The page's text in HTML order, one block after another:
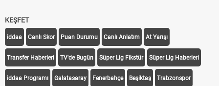
KEŞFET
iddaa Canlı Skor Puan Durumu Canlı Anlatım At Yarışı
Transfer Haberleri TV'de Bugün Süper Lig Fikstür Süper Lig Haberleri
iddaa Programı Galatasaray Fenerbahçe Beşiktaş Trabzonspor